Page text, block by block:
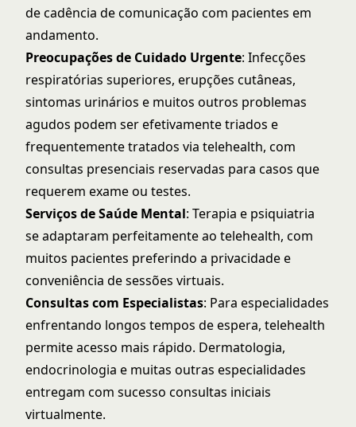
decadência de comunicação com pacientes em
andamento.
Preocupações de Cuidado Urgente: Infecções
respiratórias superiores, erupções cutâneas,
sintomas urinários e muitos outros problemas
agudos podem ser efetivamente triados e
frequentemente tratados via telehealth, com
consultas presenciais reservadas para casos que
requerem exame ou testes.
Serviços de Saúde Mental: Terapia e psiquiatria
se adaptaram perfeitamente ao telehealth, com
muitos pacientes preferindo a privacidade e
conveniência de sessões virtuais.
Consultas com Especialistas: Para especialidades
enfrentando longos tempos de espera, telehealth
permite acesso mais rápido. Dermatologia,
endocrinologia e muitas outras especialidades
entregam com sucesso consultas iniciais
virtualmente.